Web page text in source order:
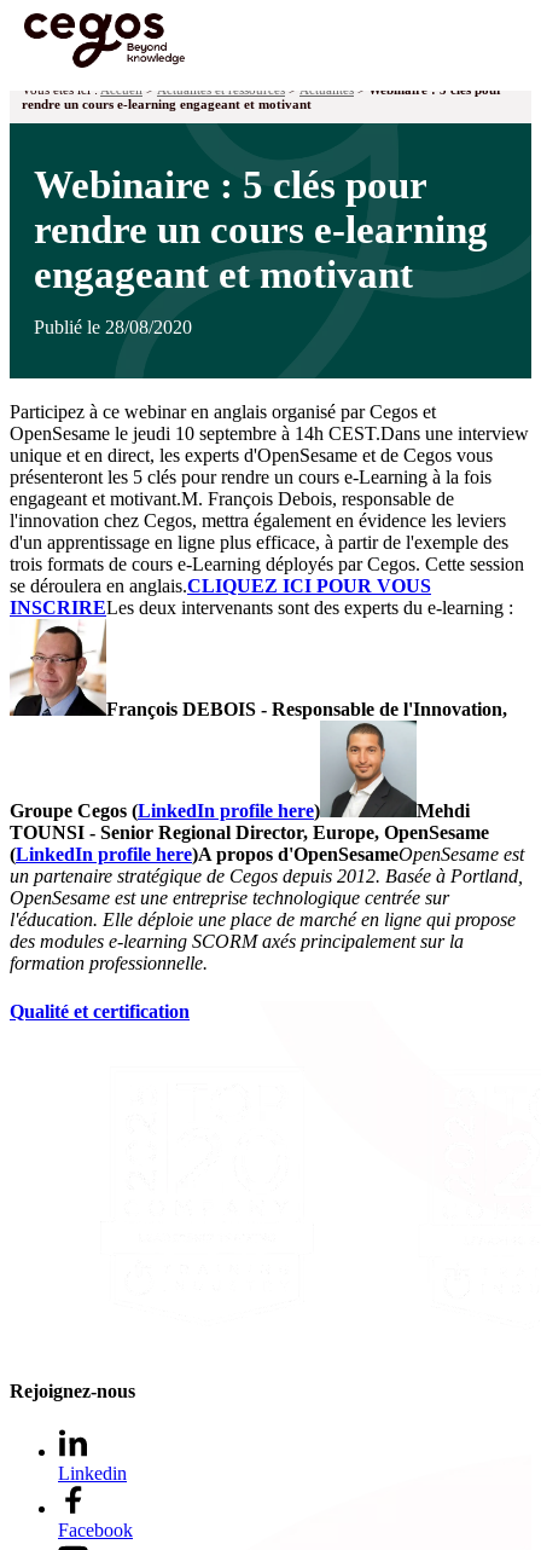
Vous êtes ici : Accueil > Actualités et ressources > Actualités > Webinaire : 5 clés pour
rendre un cours e-learning engageant et motivant
Webinaire : 5 clés pour
rendre un cours e-learning
engageant et motivant
Publié le 28/08/2020
Participez à ce webinar en anglais organisé par Cegos et
OpenSesame le jeudi 10 septembre à 14h CEST.Dans une interview
unique et en direct, les experts d'OpenSesame et de Cegos vous
présenteront les 5 clés pour rendre un cours e-Learning à la fois
engageant et motivant.M. François Debois, responsable de
l'innovation chez Cegos, mettra également en évidence les leviers
d'un apprentissage en ligne plus efficace, à partir de l'exemple des
trois formats de cours e-Learning déployés par Cegos. Cette session
se déroulera en anglais.CLIQUEZ ICI POUR VOUS
INSCRIRELes deux intervenants sont des experts du e-learning :
François DEBOIS - Responsable de l'Innovation,
Groupe Cegos (LinkedIn profile here)
Mehdi
TOUNSI - Senior Regional Director, Europe, OpenSesame
(LinkedIn profile here)A propos d'OpenSesameOpenSesame est
un partenaire stratégique de Cegos depuis 2012. Basée à Portland,
OpenSesame est une entreprise technologique centrée sur
l'éducation. Elle déploie une place de marché en ligne qui propose
des modules e-learning SCORM axés principalement sur la
formation professionnelle.
Qualité et certification
Rejoignez-nous
Linkedin
Facebook